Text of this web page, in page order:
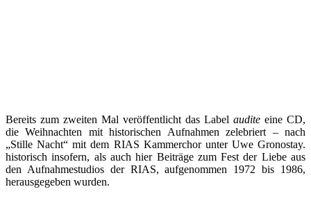
Bereits zum zweiten Mal veröffentlicht das Label audite eine CD,
die Weihnachten mit historischen Aufnahmen zelebriert – nach
„Stille Nacht“ mit dem RIAS Kammerchor unter Uwe Gronostay.
historisch insofern, als auch hier Beiträge zum Fest der Liebe aus
den Aufnahmestudios der RIAS, aufgenommen 1972 bis 1986,
herausgegeben wurden.